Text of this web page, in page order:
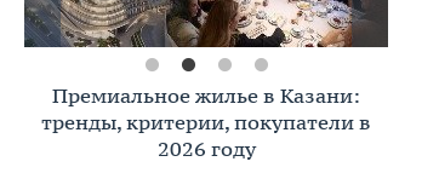
Премиальное жилье в Казани:
тренды, критерии, покупатели в
2026 году